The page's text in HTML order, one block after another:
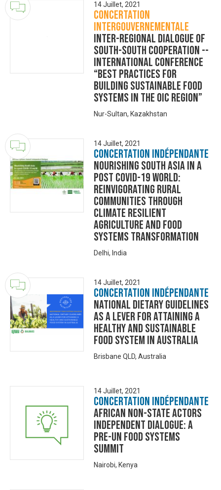
14 Juillet, 2021
Concertation
Intergouvernementale
Inter-regional Dialogue of
South-South Cooperation --
INTERNATIONAL CONFERENCE
“Best practices for
building Sustainable Food
Systems in the OIC region”
Nur-Sultan, Kazakhstan
14 Juillet, 2021
Concertation Indépendante
Nourishing South Asia in a
post COVID-19 world:
reinvigorating rural
communities through
climate resilient
agriculture and food
systems transformation
Delhi, India
14 Juillet, 2021
Concertation Indépendante
National dietary guidelines
as a lever for attaining a
healthy and sustainable
food system in Australia
Brisbane QLD, Australia
14 Juillet, 2021
Concertation Indépendante
African Non-State Actors
Independent Dialogue: A
Pre-UN Food Systems
Summit
Nairobi, Kenya